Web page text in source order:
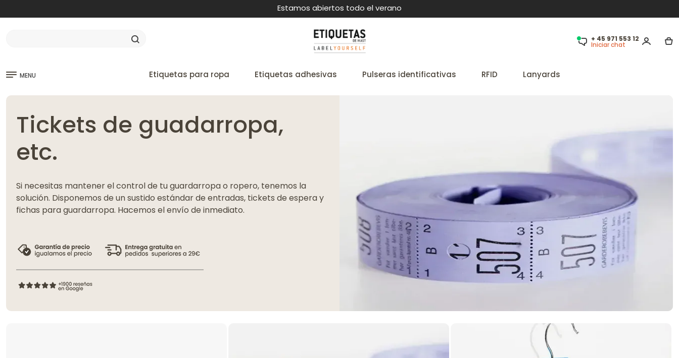
Estamos abiertos todo el verano
+ 45 971 553 12
Iniciar chat
MENU Etiquetas para ropa Etiquetas adhesivas Pulseras identificativas RFID Lanyards
Tickets de guadarropa,
etc.
Si necesitas mantener el control de tu guardarropa o ropero, tenemos la
solución. Disponemos de un sustido estándar de entradas, tickets de espera y
fichas para guardarropa. Hacemos el envío de inmediato.